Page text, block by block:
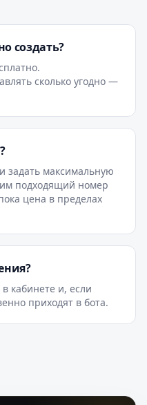
создать?
сколько угодно —
задать максимальную
подходящий номер
цена в пределах
кабинете и, если
приходят в бота.